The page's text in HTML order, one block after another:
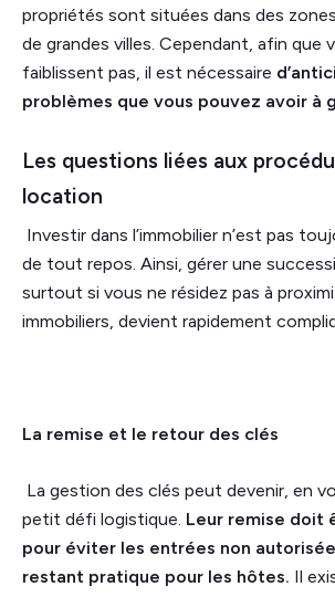
propriétés sont situées dans des
de grandes villes. Cependant, afin que
faiblissent pas, il est nécessaire
problèmes que vous pouvez avoir à
Les questions liées aux
location
Investir dans l’immobilier n’est pas
de tout repos. Ainsi, gérer une
surtout si vous ne résidez pas à
immobiliers, devient rapidement
La remise et le retour des clés
La gestion des clés peut devenir, en
petit défi logistique. Leur remise doit
pour éviter les entrées non
restant pratique pour les hôtes. Il